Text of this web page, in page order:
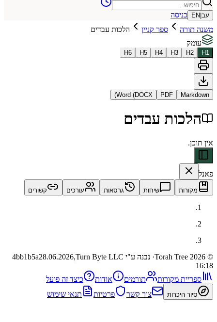
כניסה
ספר קניין
הלכות עבדים
H3
H4
H5
H6
PDF
Word (DOCX)
עבדים
שיחות גרסאות עורכים קשורים
· נבנה ע"י Turn Byte LLC 4bb1b5a28.06.2026,
מקורות תורמים אודות כיצד זה פועל
היכרות צור קשר פרטיות תנאי שימוש